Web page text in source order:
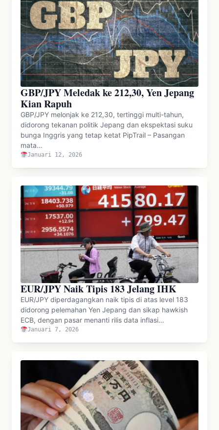
GBP/JPY Meledak ke 212,30, Yen Jepang
Kian Rapuh
GBP/JPY melonjak ke 212,30, tertinggi multi-tahun,
didorong tekanan politik Jepang dan ekspektasi suku
bunga Inggris yang tetap ketat PipTrail – Pasangan
mata…
Januari 12, 2026
EUR/JPY Naik Tipis 183 Jelang IHK
EUR/JPY diperdagangkan naik tipis di atas level 183
didorong pelemahan Yen Jepang dan sikap hawkish
ECB, dengan pasar menanti rilis data inflasi…
Januari 7, 2026